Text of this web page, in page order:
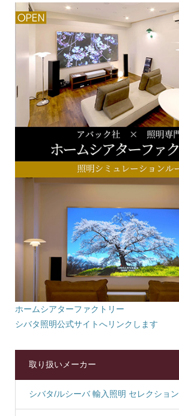
ホームシアターファクトリー
シバタ照明公式サイトへリンクします
取り扱いメーカー
シバタ/ルシーバ 輸入照明 セレクション